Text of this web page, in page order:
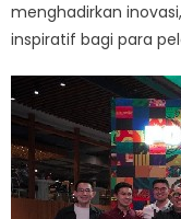
menghadirkan
inspiratif bagi para